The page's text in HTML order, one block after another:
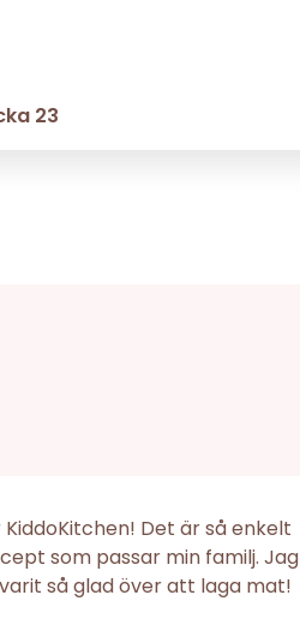
23
Det är så enkelt
som passar min familj. Jag
så glad över att laga mat!